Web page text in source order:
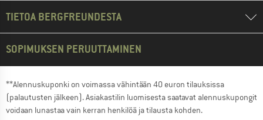
TIETOA BERGFREUNDESTA
SOPIMUKSEN PERUUTTAMINEN
**Alennuskuponki on voimassa vähintään 40 euron tilauksissa
(palautusten jälkeen). Asiakastilin luomisesta saatavat alennuskupongit
voidaan lunastaa vain kerran henkilöä ja tilausta kohden.